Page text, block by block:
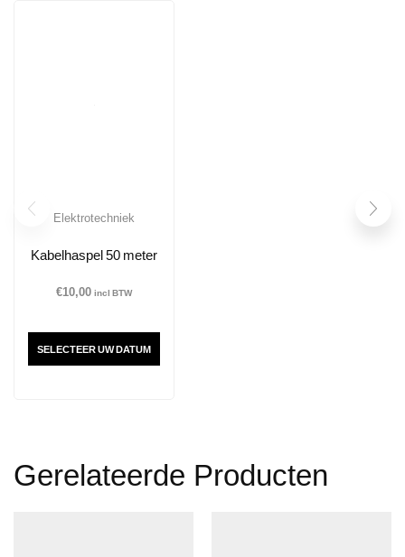
Elektrotechniek
Kabelhaspel 50 meter
€10,00 incl BTW
SELECTEER UW DATUM
Gerelateerde Producten